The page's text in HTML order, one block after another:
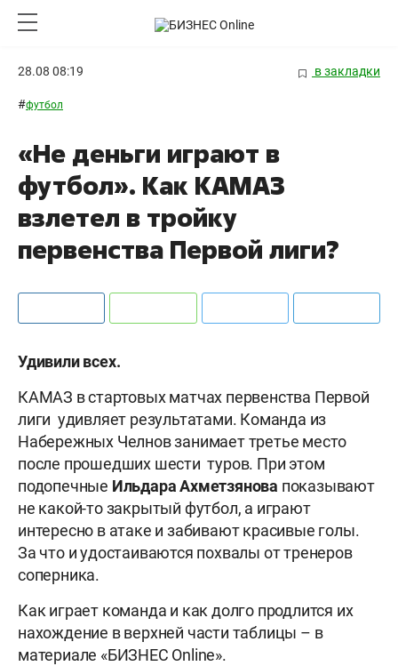
28.08 08:19 в закладки
#футбол
«Не деньги играют в
футбол». Как КАМАЗ
взлетел в тройку
первенства Первой лиги?
Удивили всех.
КАМАЗ в стартовых матчах первенства Первой
лиги удивляет результатами. Команда из
Набережных Челнов занимает третье место
после прошедших шести туров. При этом
подопечные Ильдара Ахметзянова показывают
не какой-то закрытый футбол, а играют
интересно в атаке и забивают красивые голы.
За что и удостаиваются похвалы от тренеров
соперника.
Как играет команда и как долго продлится их
нахождение в верхней части таблицы – в
материале «БИЗНЕС Online».